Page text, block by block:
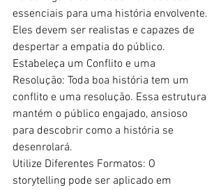
essenciais para uma história envolvente.
Eles devem ser realistas e capazes de
despertar a empatia do público.
Estabeleça um Conflito e uma
Resolução: Toda boa história tem um
conflito e uma resolução. Essa estrutura
mantém o público engajado, ansioso
para descobrir como a história se
desenrolará.
Utilize Diferentes Formatos: O
storytelling pode ser aplicado em